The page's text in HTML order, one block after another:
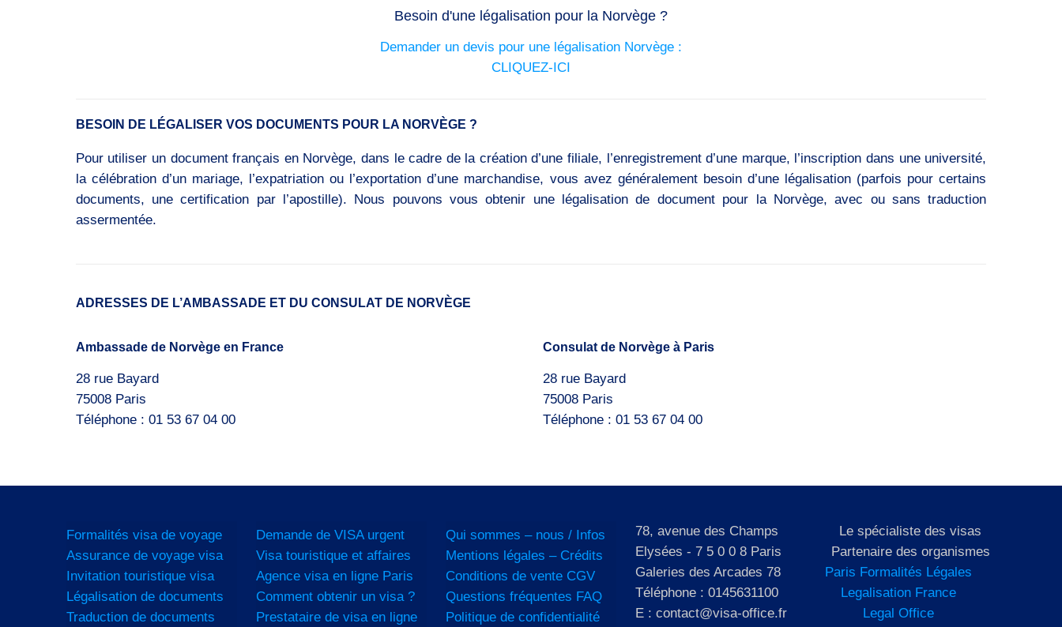
Besoin d'une légalisation pour la Norvège ?
Demander un devis pour une légalisation Norvège :
CLIQUEZ-ICI
BESOIN DE LÉGALISER VOS DOCUMENTS POUR LA NORVÈGE ?
Pour utiliser un document français en Norvège, dans le cadre de la création d’une filiale, l’enregistrement d’une marque, l’inscription dans une université,
la célébration d’un mariage, l’expatriation ou l’exportation d’une marchandise, vous avez généralement besoin d’une légalisation (parfois pour certains
documents, une certification par l’apostille). Nous pouvons vous obtenir une légalisation de document pour la Norvège, avec ou sans traduction
assermentée.
ADRESSES DE L’AMBASSADE ET DU CONSULAT DE NORVÈGE
Ambassade de Norvège en France
28 rue Bayard
75008 Paris
Téléphone : 01 53 67 04 00
Consulat de Norvège à Paris
28 rue Bayard
75008 Paris
Téléphone : 01 53 67 04 00
Formalités visa de voyage
Assurance de voyage visa
Invitation touristique visa
Légalisation de documents
Traduction de documents
Demande de VISA urgent
Visa touristique et affaires
Agence visa en ligne Paris
Comment obtenir un visa ?
Prestataire de visa en ligne
Qui sommes – nous / Infos
Mentions légales – Crédits
Conditions de vente CGV
Questions fréquentes FAQ
Politique de confidentialité
78, avenue des Champs
Elysées - 7 5 0 0 8 Paris
Galeries des Arcades 78
Téléphone : 0145631100
E : contact@visa-office.fr
Le spécialiste des visas
Partenaire des organismes
Paris Formalités Légales
Legalisation France
Legal Office